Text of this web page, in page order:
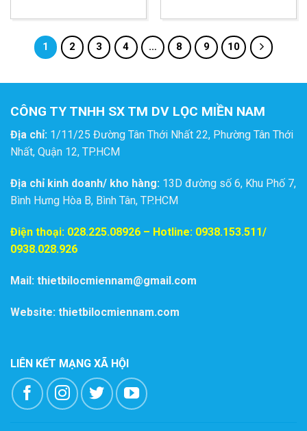
KÍCH THƯỚC 15MM
1 2 3 4 … 8 9 10
CÔNG TY TNHH SX TM DV LỌC MIỀN NAM
Địa chỉ: 1/11/25 Đường Tân Thới Nhất 22, Phường Tân Thới
Nhất, Quận 12, TP.HCM
Địa chỉ kinh doanh/ kho hàng: 13D đường số 6, Khu Phố 7,
Bình Hưng Hòa B, Bình Tân, TP.HCM
Điện thoại: 028.225.08926 – Hotline: 0938.153.511/
0938.028.926
Mail: thietbilocmiennam@gmail.com
Website: thietbilocmiennam.com
LIÊN KẾT MẠNG XÃ HỘI